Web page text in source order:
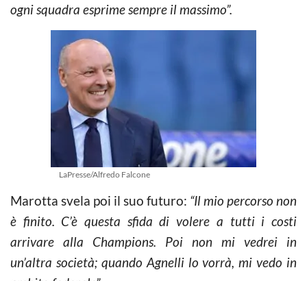
ogni squadra esprime sempre il massimo”.
LaPresse/Alfredo Falcone
Marotta svela poi il suo futuro: “Il mio percorso non
è finito. C’è questa sfida di volere a tutti i costi
arrivare alla Champions. Poi non mi vedrei in
un’altra società; quando Agnelli lo vorrà, mi vedo in